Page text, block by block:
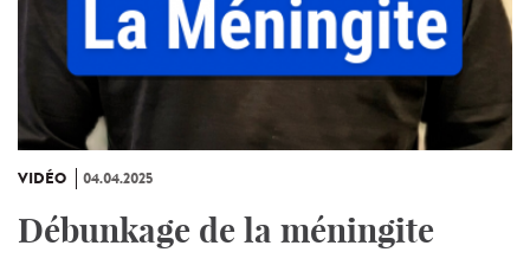
VIDÉO 04.04.2025
Débunkage de la méningite